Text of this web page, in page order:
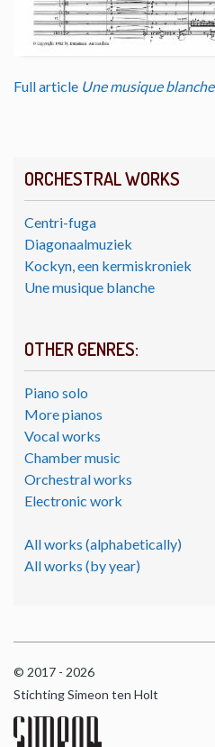
ORCHESTRAL WORKS
Centri-fuga
Diagonaalmuziek
Kockyn, een kermiskroniek
Une musique blanche
OTHER GENRES:
Piano solo
More pianos
Vocal works
Chamber music
Orchestral works
Electronic work
All works (alphabetically)
All works (by year)
Full article Une musique blanche
© 2017 - 2026
Stichting Simeon ten Holt